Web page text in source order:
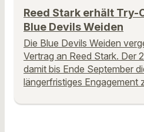
Reed Stark erhält Try-
Blue Devils Weiden
Die Blue Devils Weiden
Vertrag an Reed Stark. Der
damit bis Ende September
längerfristiges Engagement